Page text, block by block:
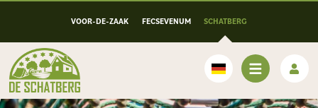
VOOR-DE-ZAAK FECSEVENUM SCHATBERG
Deutsch